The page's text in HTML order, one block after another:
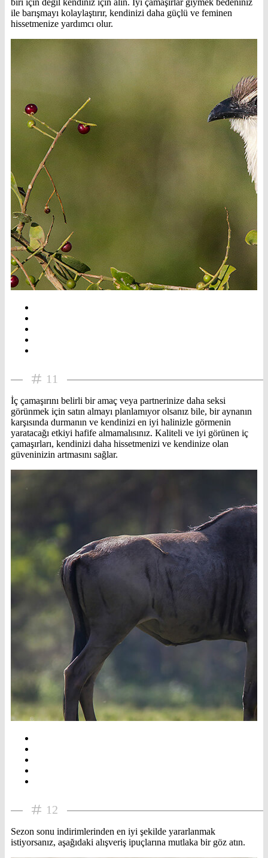
biri için değil kendiniz için alın. İyi çamaşırlar giymek bedeniniz
ile barışmayı kolaylaştırır, kendinizi daha güçlü ve feminen
hissetmenize yardımcı olur.
11
İç çamaşırını belirli bir amaç veya partnerinize daha seksi
görünmek için satın almayı planlamıyor olsanız bile, bir aynanın
karşısında durmanın ve kendinizi en iyi halinizle görmenin
yaratacağı etkiyi hafife almamalısınız. Kaliteli ve iyi görünen iç
çamaşırları, kendinizi daha hissetmenizi ve kendinize olan
güveninizin artmasını sağlar.
12
Sezon sonu indirimlerinden en iyi şekilde yararlanmak
istiyorsanız, aşağıdaki alışveriş ipuçlarına mutlaka bir göz atın.